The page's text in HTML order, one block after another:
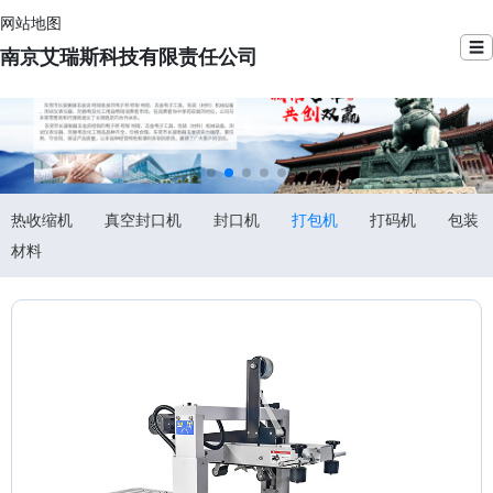
网站地图
南京艾瑞斯科技有限责任公司 ☰
热收缩机 真空封口机 封口机 打包机 打码机
包装
材料